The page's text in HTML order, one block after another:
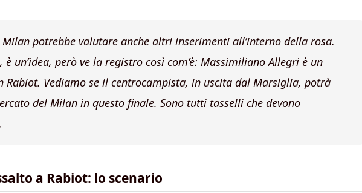
Milan potrebbe valutare anche altri inserimenti all’interno della rosa.
un’idea, però ve la registro così com’è: Massimiliano Allegri è un
Rabiot. Vediamo se il centrocampista, in uscita dal Marsiglia, potrà
del Milan in questo finale. Sono tutti tasselli che devono
a Rabiot: lo scenario